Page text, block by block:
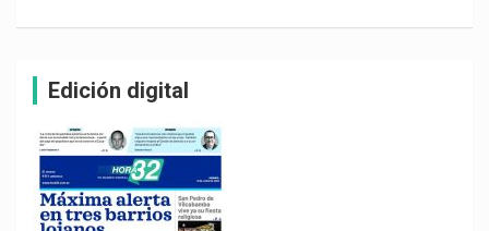
Edición digital